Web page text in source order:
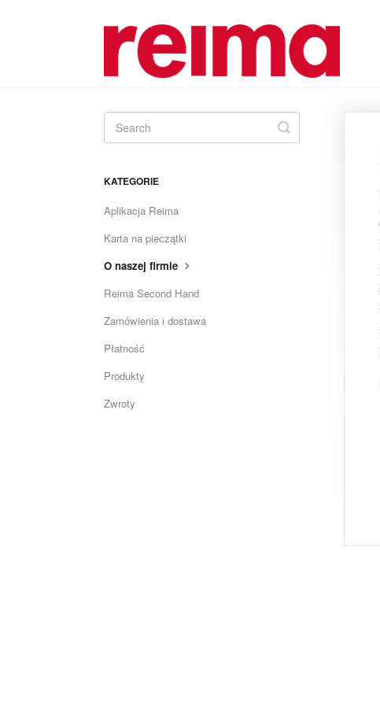
Toggle
Search
KATEGORIE
Aplikacja Reima
Karta na pieczątki
O naszej firmie
Reima Second Hand
Zamówienia i dostawa
Płatność
Produkty
Zwroty